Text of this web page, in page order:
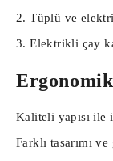
Tüplü ve
Elektrikli çay
Ergonomik
Kaliteli yapısı ile
Farklı tasarımı